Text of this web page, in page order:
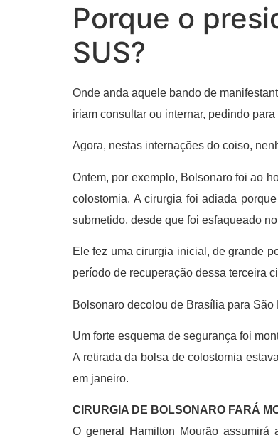
Porque o
SUS?
Onde anda aquele bando de
iriam consultar ou internar, pedindo
Agora, nestas internações do coiso,
Ontem, por exemplo, Bolsonaro foi ao
colostomia. A cirurgia foi adiada
submetido, desde que foi esfaqueado
Ele fez uma cirurgia inicial, de grande
período de recuperação dessa terceira
Bolsonaro decolou de Brasília para
Um forte esquema de segurança foi
A retirada da bolsa de colostomia
em janeiro.
CIRURGIA DE BOLSONARO FARÁ
O general Hamilton Mourão